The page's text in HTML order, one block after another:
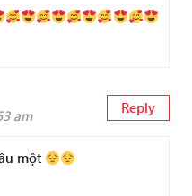
am
Reply
một